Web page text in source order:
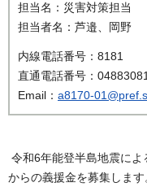
担当名：災害対策担当
担当者名：芦邉、岡野
内線電話番号：8181
直通電話番号：
Email： a8170-
令和6年能登半島地震によ
からの義援金を募集します